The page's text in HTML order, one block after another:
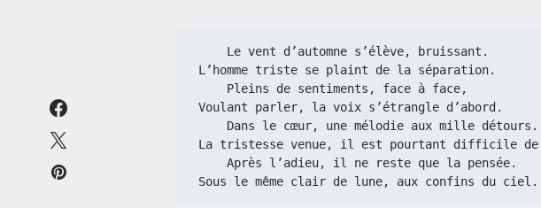
    Le vent d’automne s’élève, bruissant.
L’homme triste se plaint de la séparation.
    Pleins de sentiments, face à face,
Voulant parler, la voix s’étrangle d’abord.
    Dans le cœur, une mélodie aux mille détours.
La tristesse venue, il est pourtant difficile
    Après l’adieu, il ne reste que la pensée.
Sous le même clair de lune, aux confins du ciel.